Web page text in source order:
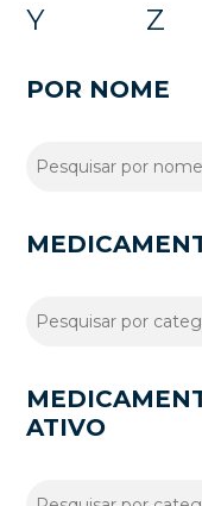
Y
Z
POR NOME
ATIVO